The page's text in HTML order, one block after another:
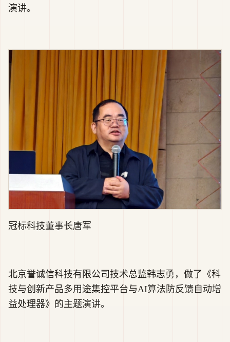
演讲。
冠标科技董事长唐军
北京誉诚信科技有限公司技术总监韩志勇，做了《科
技与创新产品多用途集控平台与AI算法防反馈自动增
益处理器》的主题演讲。